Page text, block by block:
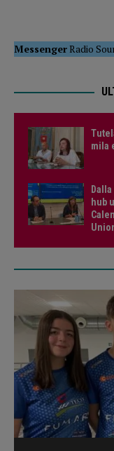
MessengerRadio
mila
hub